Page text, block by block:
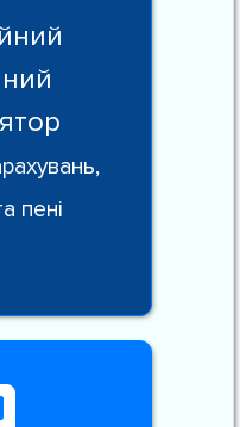
пені